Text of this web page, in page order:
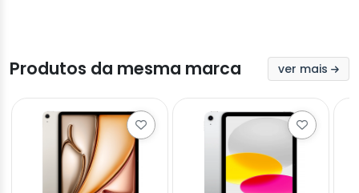
Produtos da mesma marca ver mais